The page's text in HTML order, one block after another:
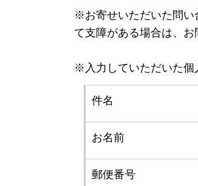
※お寄せいただいた問い
て支障がある場合は、お
※入力していただいた個
件名
お名前
郵便番号